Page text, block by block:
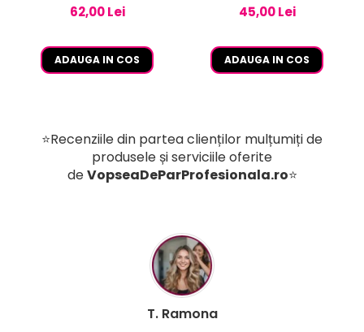
62,00 Lei
ADAUGA IN COS
vopsea de pe piele 250
ml
45,00 Lei
ADAUGA IN COS
⭐Recenziile din partea clienților mulțumiți de
produsele și serviciile oferite
deVopseaDeParProfesionala.ro⭐